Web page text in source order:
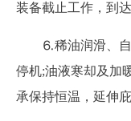
装备截止工作，到
⒍稀油润滑、
停机;油液寒却及加
承保持恒温，延伸